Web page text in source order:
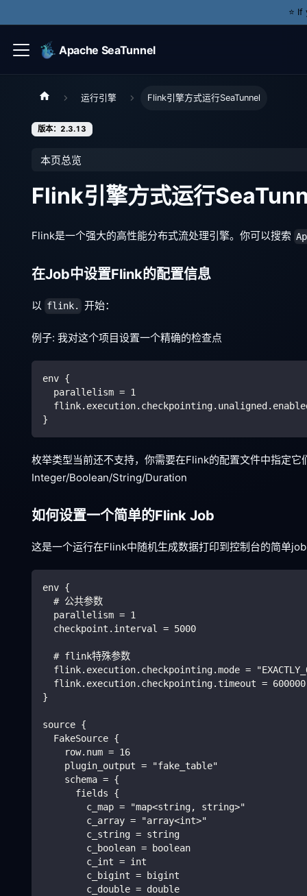
⭐️
Apache SeaTunnel
运行引擎 Flink引擎方式运行SeaTunnel
版本：2.3.13
本页总览
Flink引擎方式运行
Flink是一个强大的高性能分布式流处理引擎。你可以搜索
在Job中设置Flink的配置信息
以 flink. 开始：
例子: 我对这个项目设置一个精确的检查点
env {
  parallelism = 1
}
枚举类型当前还不支持，你需要在Flink的配置文件中指定
Integer/Boolean/String/Duration
如何设置一个简单的Flink Job
这是一个运行在Flink中随机生成数据打印到控制台的简单job
env {
  # 公共参数
  parallelism = 1
  checkpoint.interval = 5000
  # flink特殊参数
flink.execution.checkpointing.mode =
  flink.execution.checkpointing.timeout = 600000
}
source {
  FakeSource {
    row.num = 16
    plugin_output = "fake_table"
    schema = {
      fields {
        c_map = "map<string, string>"
        c_array = "array<int>"
        c_string = string
        c_boolean = boolean
        c_int = int
        c_bigint = bigint
        c_double = double